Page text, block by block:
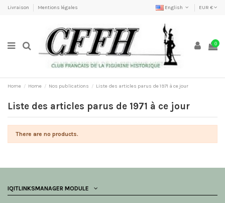
Livraison Mentions légales English EUR €
0
Home Home Nos publications Liste des articles parus de 1971 à ce jour
Liste des articles parus de 1971 à ce jour
There are no products.
IQITLINKSMANAGER MODULE